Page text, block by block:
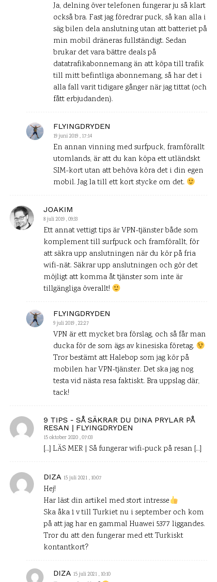
Ja, delning över telefonen fungerar ju så klart
också bra. Fast jag föredrar puck, så kan alla i
säg bilen dela anslutning utan att batteriet på
min mobil dräneras fullständigt. Sedan
brukar det vara bättre deals på
datatrafikabonnemang än att köpa till trafik
till mitt befintliga abonnemang, så har det i
alla fall varit tidigare gånger när jag tittat (och
fått erbjudanden).
FLYINGDRYDEN
19 juni 2019 , 17:14
En annan vinning med surfpuck, framförallt
utomlands, är att du kan köpa ett utländskt
SIM-kort utan att behöva köra det i din egen
mobil. Jag la till ett kort stycke om det.
JOAKIM
8 juli 2019 , 09:33
Ett annat vettigt tips är VPN-tjänster både som
komplement till surfpuck och framförallt, för
att säkra upp anslutningen när du kör på fria
wifi-nät. Säkrar upp anslutningen och gör det
möjligt att komma åt tjänster som inte är
tillgängliga överallt!
FLYINGDRYDEN
9 juli 2019 , 22:27
VPN är ett mycket bra förslag, och så får man
ducka för de som ägs av kinesiska företag.
Tror bestämt att Halebop som jag kör på
mobilen har VPN-tjänster. Det ska jag nog
testa vid nästa resa faktiskt. Bra uppslag där,
tack!
9 TIPS - SÅ SÄKRAR DU DINA PRYLAR PÅ
RESAN | FLYINGDRYDEN
15 oktober 2020 , 07:03
[…] LÄS MER | Så fungerar wifi-puck på resan […]
DIZA 15 juli 2021 , 10:07
Hej!
Har läst din artikel med stort intresse
Ska åka 1 v till Turkiet nu i september och kom
på att jag har en gammal Huawei 5377 liggandes.
Tror du att den fungerar med ett Turkiskt
kontantkort?
DIZA 15 juli 2021 , 10:10